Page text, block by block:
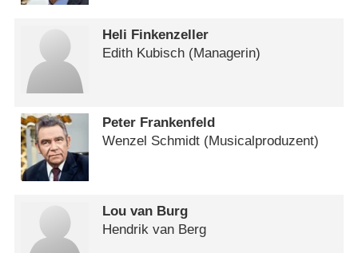
Heli Finkenzeller
Edith Kubisch (Managerin)
Peter Frankenfeld
Wenzel Schmidt (Musicalproduzent)
Lou van Burg
Hendrik van Berg